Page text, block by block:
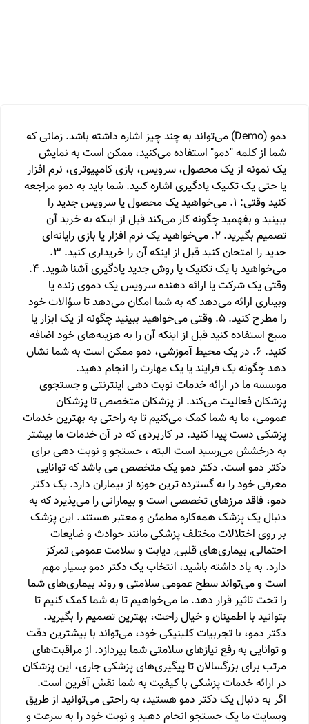
دمو (Demo) می‌تواند به چند چیز اشاره داشته باشد. زمانی که
شما از کلمه "دمو" استفاده می‌کنید، ممکن است به نمایش
یک نمونه از یک محصول، سرویس، بازی کامپیوتری، نرم افزار
یا حتی یک تکنیک یادگیری اشاره کنید. شما باید به دمو مراجعه
کنید وقتی: 1. می‌خواهید یک محصول یا سرویس جدید را
ببینید و بفهمید چگونه کار می‌کند قبل از اینکه به خرید آن
تصمیم بگیرید. 2. می‌خواهید یک نرم افزار یا بازی رایانه‌ای
جدید را امتحان کنید قبل از اینکه آن را خریداری کنید. 3.
می‌خواهید با یک تکنیک یا روش جدید یادگیری آشنا شوید. 4.
وقتی یک شرکت یا ارائه دهنده سرویس یک دموی زنده یا
وبیناری ارائه می‌دهد که به شما امکان می‌دهد تا سؤالات خود
را مطرح کنید. 5. وقتی می‌خواهید ببینید چگونه از یک ابزار یا
منبع استفاده کنید قبل از اینکه آن را به هزینه‌های خود اضافه
کنید. 6. در یک محیط آموزشی، دمو ممکن است به شما نشان
دهد چگونه یک فرایند یا یک مهارت را انجام دهید.
موسسه ما در ارائه خدمات نوبت دهی اینترنتی و جستجوی
پزشکان فعالیت می‌کند. از پزشکان متخصص تا پزشکان
عمومی، ما به شما کمک می‌کنیم تا به راحتی به بهترین خدمات
پزشکی دست پیدا کنید. در کاربردی که در آن خدمات ما بیشتر
به درخشش می‌رسید است البته ، جستجو و نوبت دهی برای
دکتر دمو است. دکتر دمو یک متخصص می باشد که توانایی
معرفی خود را به گسترده ترین حوزه از بیماران دارد. یک دکتر
دمو، فاقد مرزهای تخصصی است و بیمارانی را می‌پذیرد که به
دنبال یک پزشک همه‌کاره مطمئن و معتبر هستند. این پزشک
بر روی اختلالات مختلف پزشکی مانند حوادث و ضایعات
احتمالی, بیماری‌های قلبی, دیابت و سلامت عمومی تمرکز
دارد. به یاد داشته باشید، انتخاب یک دکتر دمو بسیار مهم
است و می‌تواند سطح عمومی سلامتی و روند بیماری‌های شما
را تحت تاثیر قرار دهد. ما می‌خواهیم تا به شما کمک کنیم تا
بتوانید با اطمینان و خیال راحت، بهترین تصمیم را بگیرید.
دکتر دمو، با تجربیات کلینیکی خود، می‌تواند با بیشترین دقت
و توانایی به رفع نیازهای سلامتی شما بپردازد. از مراقبت‌های
مرتب برای بزرگسالان تا پیگیری‌های پزشکی جاری، این پزشکان
در ارائه خدمات پزشکی با کیفیت به شما نقش آفرین است.
اگر به دنبال یک دکتر دمو هستید، به راحتی می‌توانید از طریق
وبسایت ما یک جستجو انجام دهید و نوبت خود را به سرعت و